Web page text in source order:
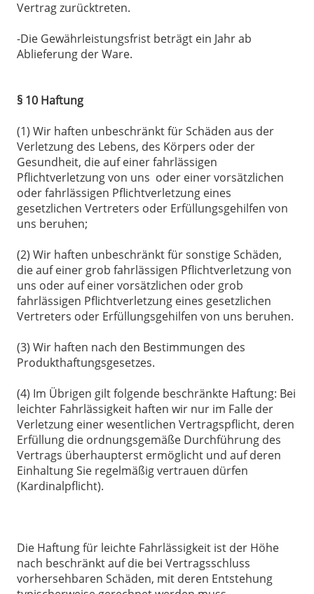
Vertrag zurücktreten.
-Die Gewährleistungsfrist beträgt ein Jahr ab
Ablieferung der Ware.
§ 10 Haftung
(1) Wir haften unbeschränkt für Schäden aus der
Verletzung des Lebens, des Körpers oder der
Gesundheit, die auf einer fahrlässigen
Pflichtverletzung von uns oder einer vorsätzlichen
oder fahrlässigen Pflichtverletzung eines
gesetzlichen Vertreters oder Erfüllungsgehilfen von
uns beruhen;
(2) Wir haften unbeschränkt für sonstige Schäden,
die auf einer grob fahrlässigen Pflichtverletzung von
uns oder auf einer vorsätzlichen oder grob
fahrlässigen Pflichtverletzung eines gesetzlichen
Vertreters oder Erfüllungsgehilfen von uns beruhen.
(3) Wir haften nach den Bestimmungen des
Produkthaftungsgesetzes.
(4) Im Übrigen gilt folgende beschränkte Haftung: Bei
leichter Fahrlässigkeit haften wir nur im Falle der
Verletzung einer wesentlichen Vertragspflicht, deren
Erfüllung die ordnungsgemäße Durchführung des
Vertrags überhaupterst ermöglicht und auf deren
Einhaltung Sie regelmäßig vertrauen dürfen
(Kardinalpflicht).
Die Haftung für leichte Fahrlässigkeit ist der Höhe
nach beschränkt auf die bei Vertragsschluss
vorhersehbaren Schäden, mit deren Entstehung